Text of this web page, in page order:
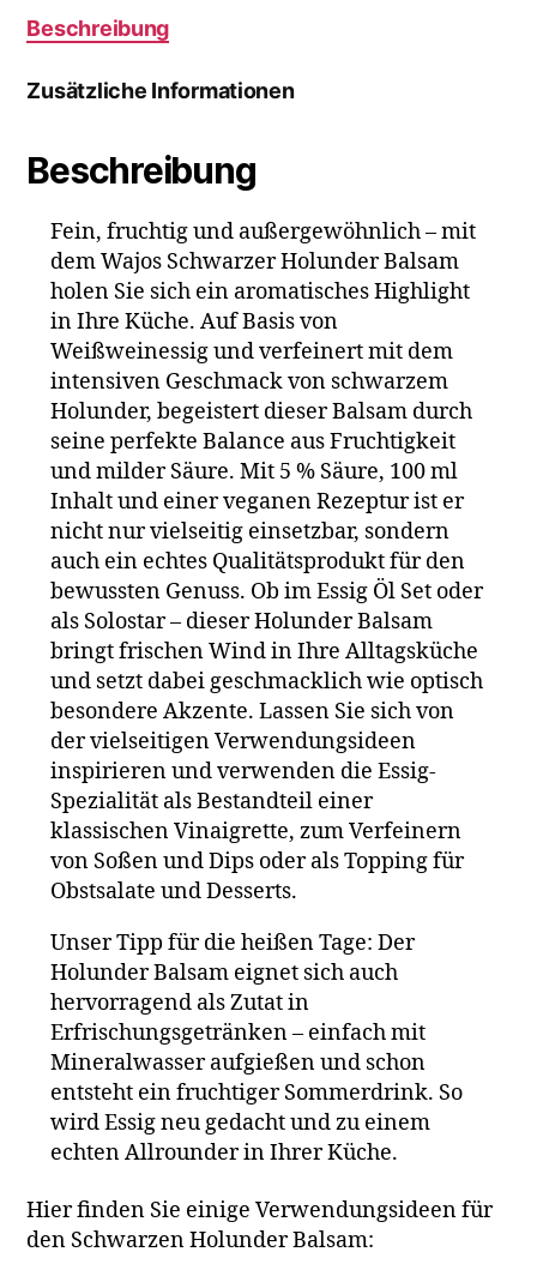
Beschreibung
Zusätzliche Informationen
Beschreibung
Fein, fruchtig und außergewöhnlich – mit
dem Wajos Schwarzer Holunder Balsam
holen Sie sich ein aromatisches Highlight
in Ihre Küche. Auf Basis von
Weißweinessig und verfeinert mit dem
intensiven Geschmack von schwarzem
Holunder, begeistert dieser Balsam durch
seine perfekte Balance aus Fruchtigkeit
und milder Säure. Mit 5 % Säure, 100 ml
Inhalt und einer veganen Rezeptur ist er
nicht nur vielseitig einsetzbar, sondern
auch ein echtes Qualitätsprodukt für den
bewussten Genuss. Ob im Essig Öl Set oder
als Solostar – dieser Holunder Balsam
bringt frischen Wind in Ihre Alltagsküche
und setzt dabei geschmacklich wie optisch
besondere Akzente. Lassen Sie sich von
der vielseitigen Verwendungsideen
inspirieren und verwenden die Essig-
Spezialität als Bestandteil einer
klassischen Vinaigrette, zum Verfeinern
von Soßen und Dips oder als Topping für
Obstsalate und Desserts.
Unser Tipp für die heißen Tage: Der
Holunder Balsam eignet sich auch
hervorragend als Zutat in
Erfrischungsgetränken – einfach mit
Mineralwasser aufgießen und schon
entsteht ein fruchtiger Sommerdrink. So
wird Essig neu gedacht und zu einem
echten Allrounder in Ihrer Küche.
Hier finden Sie einige Verwendungsideen für
den Schwarzen Holunder Balsam: